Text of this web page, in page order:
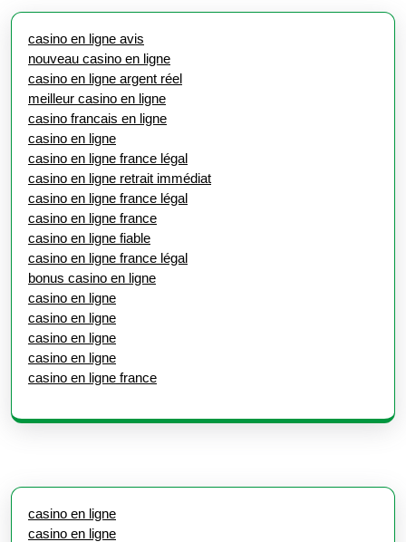
casino en ligne avis
nouveau casino en ligne
casino en ligne argent réel
meilleur casino en ligne
casino francais en ligne
casino en ligne
casino en ligne france légal
casino en ligne retrait immédiat
casino en ligne france légal
casino en ligne france
casino en ligne fiable
casino en ligne france légal
bonus casino en ligne
casino en ligne
casino en ligne
casino en ligne
casino en ligne
casino en ligne france
casino en ligne
casino en ligne